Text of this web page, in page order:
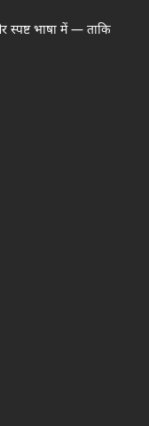
स्पष्ट भाषा में — ताकि